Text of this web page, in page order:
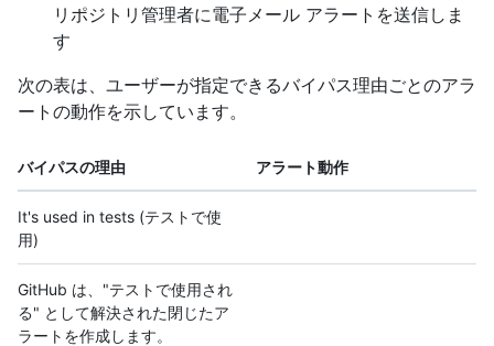
リポジトリ管理者に電子メール アラートを送信しま
す
次の表は、ユーザーが指定できるバイパス理由ごとのアラ
ートの動作を示しています。
バイパスの理由 アラート動作
It's used in tests (テストで使
用)
GitHub は、"テストで使用され
る" として解決された閉じたア
ラートを作成します。